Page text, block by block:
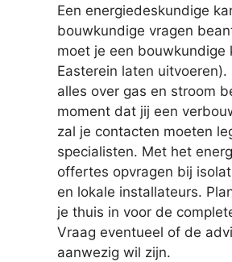
Een energiedeskundige
bouwkundige vragen
moet je een bouwkundige
Easterein laten
alles over gas en stroom
moment dat jij een
zal je contacten moeten
specialisten. Met het
offertes opvragen bij
en lokale installateurs.
je thuis in voor de
Vraag eventueel of de
aanwezig wil zijn.